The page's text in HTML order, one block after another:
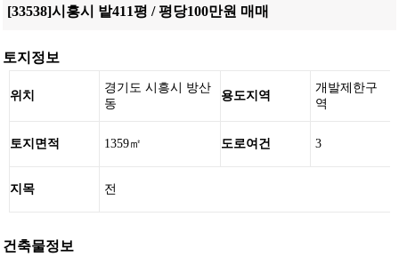
[33538]시흥시 밭411평 / 평당100만원 매매
토지정보
위치
경기도 시흥시 방산
동
용도지역
개발제한구
역
토지면적 1359㎡ 도로여건 3
지목 전
건축물정보